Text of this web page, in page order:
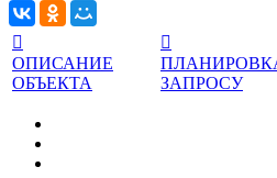

ОПИСАНИЕ
ОБЪЕКТА

ЗАПРОСУ